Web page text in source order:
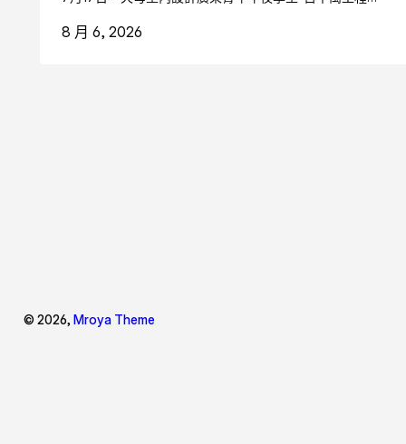
8 月 6, 2026
© 2026, Mroya Theme